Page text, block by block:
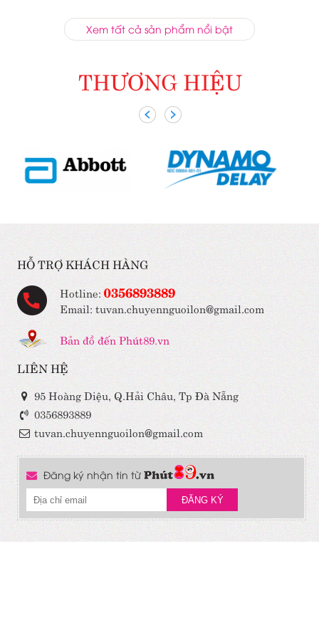
Xem tất cả sản phẩm nổi bật
THƯƠNG HIỆU
HỖ TRỢ KHÁCH HÀNG
Hotline: 0356893889
Email: tuvan.chuyennguoilon@gmail.com
Bản đồ đến Phút89.vn
LIÊN HỆ
95 Hoàng Diệu, Q.Hải Châu, Tp Đà Nẵng
0356893889
tuvan.chuyennguoilon@gmail.com
Đăng ký nhận tin từ